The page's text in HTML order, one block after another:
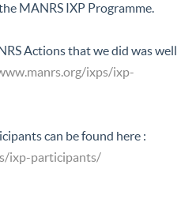
MANRS IXP Programme.
Actions that we did was well
ixps/ixp-
can be found here :
ixp-participants/